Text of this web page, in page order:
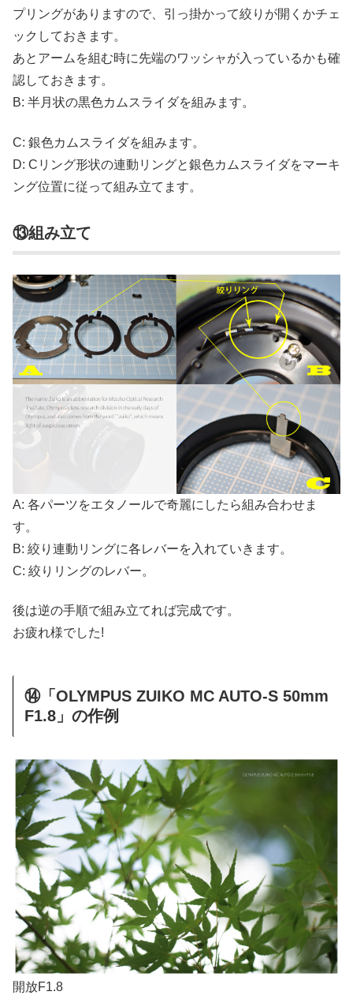
プリングがありますので、引っ掛かって絞りが開くかチェ
ックしておきます。
あとアームを組む時に先端のワッシャが入っているかも確
認しておきます。
B: 半月状の黒色カムスライダを組みます。
C: 銀色カムスライダを組みます。
D: Cリング形状の連動リングと銀色カムスライダをマーキ
ング位置に従って組み立てます。
⑬組み立て
A: 各パーツをエタノールで奇麗にしたら組み合わせま
す。
B: 絞り連動リングに各レバーを入れていきます。
C: 絞りリングのレバー。
後は逆の手順で組み立てれば完成です。
お疲れ様でした!
⑭「OLYMPUS ZUIKO MC AUTO-S 50mm
F1.8」の作例
開放F1.8